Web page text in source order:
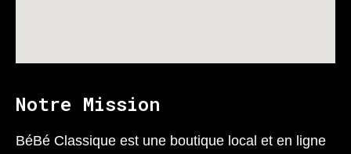
Notre Mission
BéBé Classique est une boutique local et en ligne